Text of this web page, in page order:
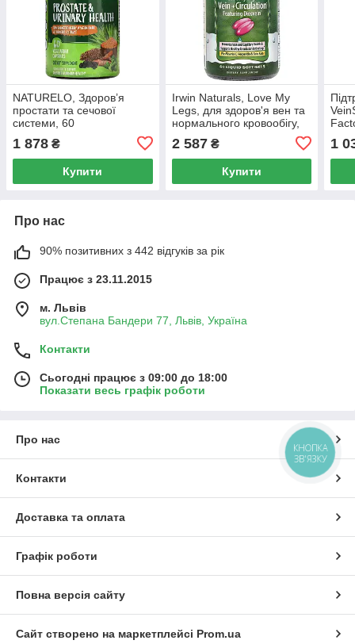
NATURELO, Здоров’я
простати та сечової
системи, 60
1 878 ₴
Купити
Irwin Naturals, Love My
Legs, для здоров'я вен та
нормального кровообігу,
60 м'яких гелевих капсул
2 587₴
Купити
1
Про нас
90% позитивних з 442 відгуків за рік
Працює з 23.11.2015
м. Львів
вул.Степана Бандери 77, Львів, Україна
Контакти
Сьогодні працює з 09:00 до 18:00
Показати весь графік роботи
Про нас
Контакти
Доставка та оплата
Графік роботи
Повна версія сайту
Сайт створено на маркетплейсі Prom.ua
КНОПКА
ЗВ'ЯЗКУ